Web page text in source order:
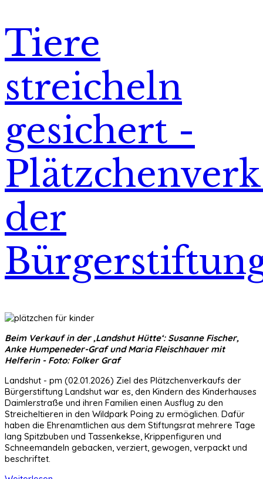
Tiere
streicheln
gesichert -
der
Beim Verkauf in der ‚Landshut Hütte‘: Susanne Fischer,
Anke Humpeneder-Graf und Maria Fleischhauer mit
Helferin - Foto: Folker Graf
Landshut - pm (02.01.2026) Ziel des Plätzchenverkaufs der
Bürgerstiftung Landshut war es, den Kindern des Kinderhauses
Daimlerstraße und ihren Familien einen Ausflug zu den
Streicheltieren in den Wildpark Poing zu ermöglichen. Dafür
haben die Ehrenamtlichen aus dem Stiftungsrat mehrere Tage
lang Spitzbuben und Tassenkekse, Krippenfiguren und
Schneemandeln gebacken, verziert, gewogen, verpackt und
beschriftet.